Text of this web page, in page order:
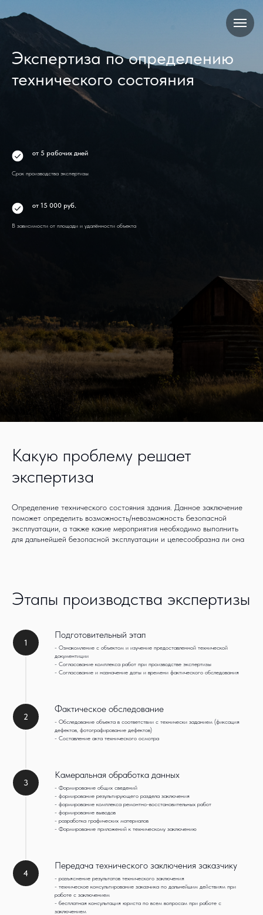
Экспертиза по определению
технического состояния
от 5 рабочих дней
Срок производства экспертизы
от 15 000 руб.
В зависимости от площади и удалённости объекта
Какую проблему решает
экспертиза
Определение технического состояния здания. Данное заключение
поможет определить возможность/невозможность безопасной
эксплуатации, а также какие мероприятия необходимо выполнить
для дальнейшей безопасной эксплуатации и целесообразна ли она
Этапы производства экспертизы
1
Подготовительный этап
- Ознакомление с объектом и изучение предоставленной технической
документиции
- Согласование комплекса работ при производстве экспертизы
- Согласование и назначение даты и времени фактического обследования
2
Фактическое обследование
- Обследование объекта в соответствии с технически заданием (фиксация
дефектов, фотографирование дефектов)
- Составление акта технического осмотра
3
Камеральная обработка данных
- Формирование общих сведений
- формирование результирующего раздела заключения
- формирование комплекса ремонтно-восстановительных работ
- формирование выводов
- разработка графических материалов
- Формирование приложений к техническому заключению
4
Передача технического заключения заказчику
- разъяснение результатов технического заключения
- техническое консультирование заказчика по дальнейшим действиям при
работе с заключением
- бесплатная консультация юриста по всем вопросам при работе с
заключением